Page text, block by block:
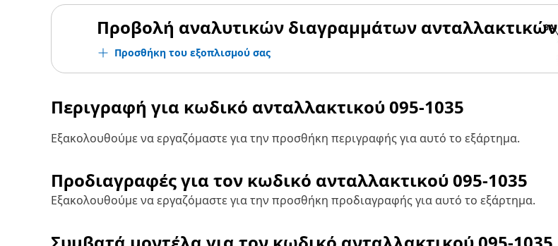
Προβολή αναλυτικών διαγραμμάτων ανταλλακτικών
Προσθήκη του εξοπλισμού σας
Περιγραφή για κωδικό ανταλλακτικού095-1035
Εξακολουθούμε να εργαζόμαστε για την προσθήκη περιγραφής για αυτό το εξάρτημα.
Προδιαγραφές για τον κωδικό ανταλλακτικού095-1035
Εξακολουθούμε να εργαζόμαστε για την προσθήκη προδιαγραφής για αυτό το εξάρτημα.